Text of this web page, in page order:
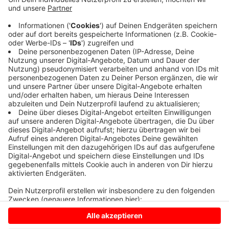
Anzeige
Der Grund sind Arbeiten an einer der neuen Brücken
zwischen der Umgehungsstraße und der Autobahn. Am
kommenden Freitag ist die Strecke deshalb noch
einmal tagsüber in Richtung Münster gesperrt.
Anzeige